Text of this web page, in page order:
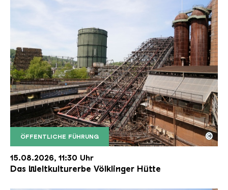
ÖFFENTLICHE FÜHRUNG
Der Erzschrägaufzug der Völklinger Hütte mit
Copyright: Weltkulturerbe Völklinger Hütte | Karl
©
15.08.2026, 11:30 Uhr
Das Weltkulturerbe Völklinger Hütte